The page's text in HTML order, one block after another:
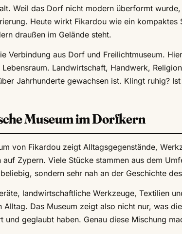
Weil das Dorf nicht modern überformt
Heute wirkt Fikardou wie ein kompaktes
draußen im Gelände steht.
Verbindung aus Dorf und Freilichtmuseum.
Landwirtschaft, Handwerk,
Jahrhunderte gewachsen ist. Klingt ruhig?
Museum im Dorfkern
von Fikardou zeigt Alltagsgegenstände,
Zypern. Viele Stücke stammen aus dem
sondern sehr nah an der Geschichte
landwirtschaftliche Werkzeuge, Textilien
Alltag. Das Museum zeigt also nicht nur, was
und geglaubt haben. Genau diese Mischung